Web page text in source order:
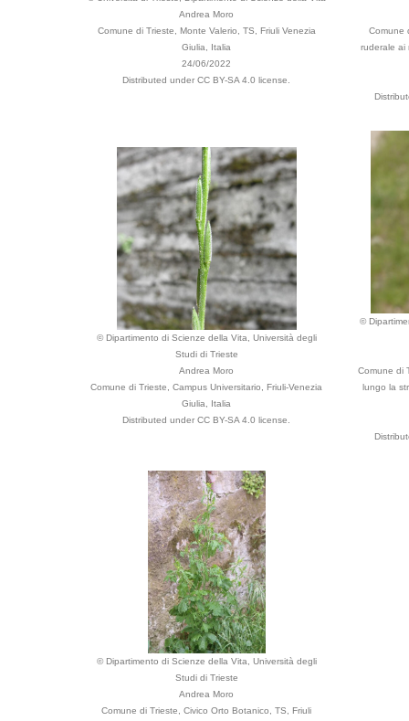
Andrea Moro
Comune di Trieste, Monte Valerio, TS, Friuli Venezia
Giulia, Italia
24/06/2022
Distributed under CC BY-SA 4.0 license.
Comune
ruderale ai
© Dipartimento di Scienze della Vita, Università degli
Studi di Trieste
Andrea Moro
Comune di Trieste, Campus Universitario, Friuli-Venezia
Giulia, Italia
Distributed under CC BY-SA 4.0 license.
©
Comune di
lungo la
© Dipartimento di Scienze della Vita, Università degli
Studi di Trieste
Andrea Moro
Comune di Trieste, Civico Orto Botanico, TS, Friuli